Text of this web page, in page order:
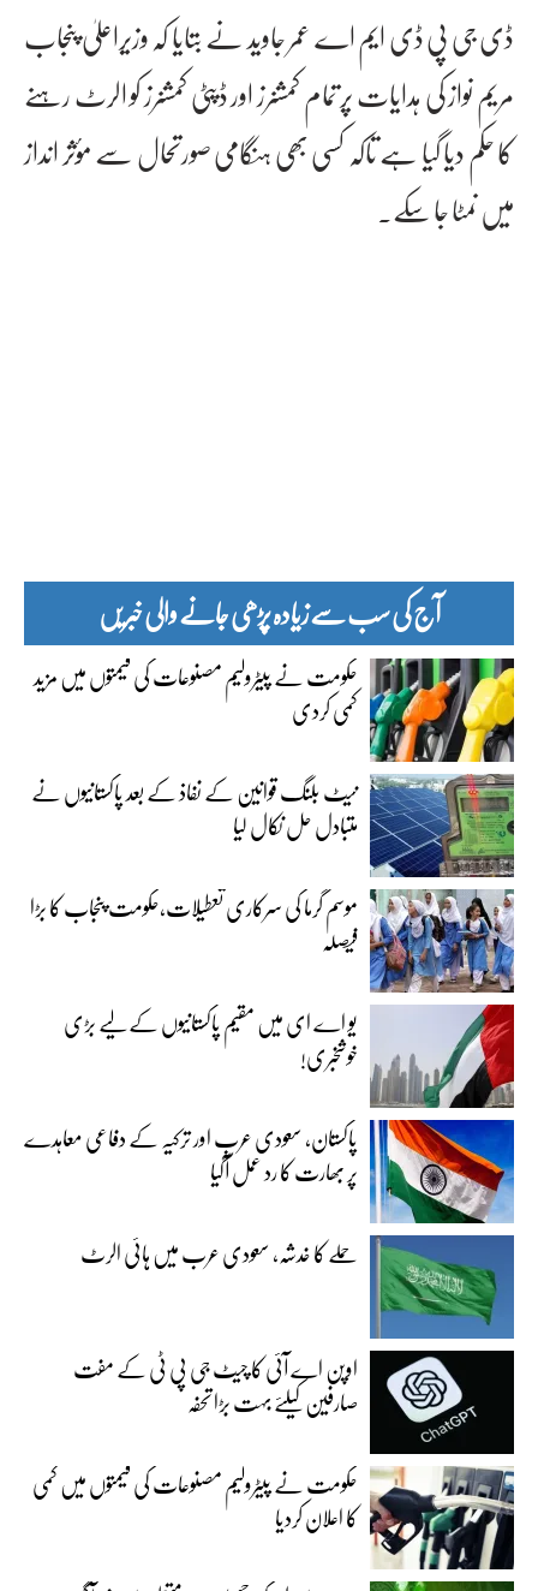
ڈی جی پی ڈی ایم اے عمر جاوید نے بتایا کہ وزیراعلیٰ پنجاب
مریم نواز کی ہدایات پر تمام کمشنرز اور ڈپٹی کمشنرز کو الرٹ رہنے
کا حکم دیا گیا ہے تاکہ کسی بھی ہنگامی صورتحال سے مؤثر انداز
میں نمٹا جا سکے۔
آج کی سب سے زیادہ پڑھی جانے والی خبریں
حکومت نے پیٹرولیم مصنوعات کی قیمتوں میں مزید
کمی کردی
نیٹ بلنگ قوانین کے نفاذ کے بعد پاکستانیوں نے
متبادل حل نکال لیا
موسم گرما کی سرکاری تعطیلات،حکومت پنجاب کا بڑا
فیصلہ
یو اے ای میں مقیم پاکستانیوں کے لیے بڑی
خوشخبری!
پاکستان، سعودی عرب اور ترکیہ کے دفاعی معاہدے
پر بھارت کا رد عمل آگیا
حملے کا خدشہ، سعودی عرب میں ہائی الرٹ
اوپن اے آئی کا چیٹ جی پی ٹی کے مفت
صارفین کیلئے بہت بڑا تحفہ
حکومت نے پیٹرولیم مصنوعات کی قیمتوں میں کمی
کا اعلان کردیا